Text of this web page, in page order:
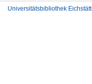
Universitätsbibliothek